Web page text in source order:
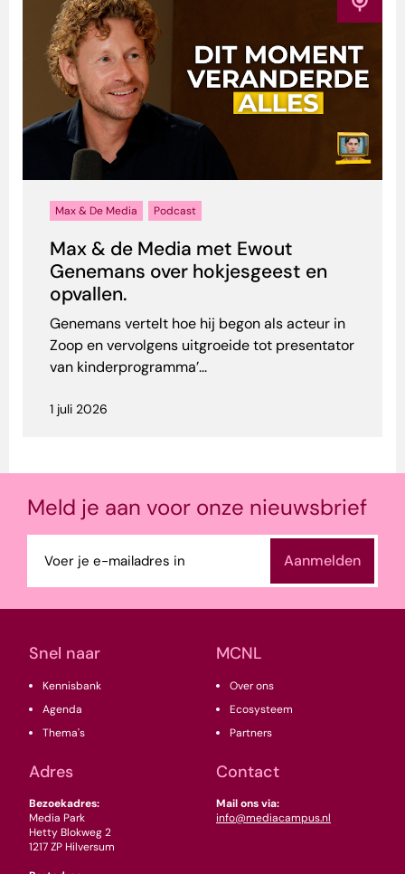
Max & De Media Podcast
Max & de Media met Ewout
Genemans over hokjesgeest en
opvallen.
Genemans vertelt hoe hij begon als acteur in
Zoop en vervolgens uitgroeide tot presentator
van kinderprogramma’...
1 juli 2026
Snel naar
Kennisbank
Agenda
Thema's
MCNL
Over ons
Ecosysteem
Partners
Adres
Bezoekadres:
Media Park
Hetty Blokweg 2
1217 ZP Hilversum
Contact
Mail ons via:
info@mediacampus.nl
Meld je aan voor onze nieuwsbrief
mailadres
(Vereist)